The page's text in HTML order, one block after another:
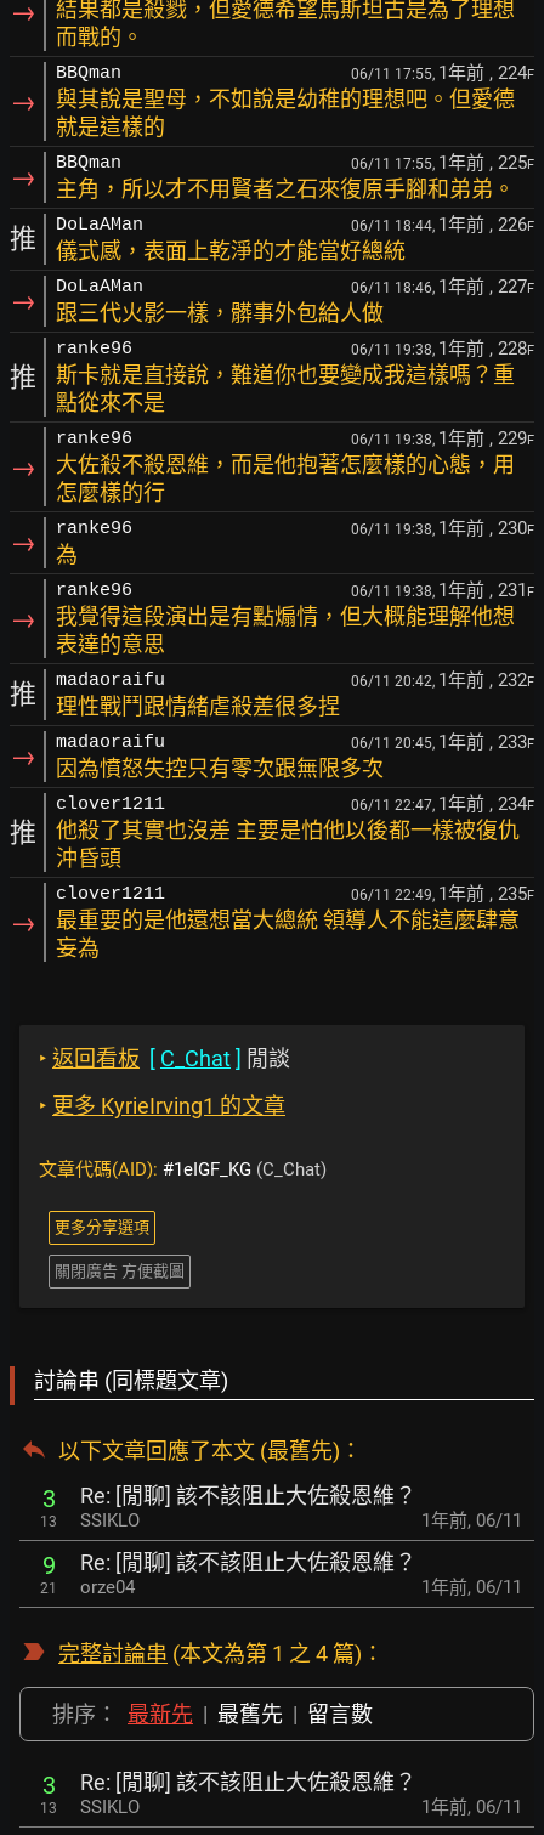
→
結果都是殺戮，但愛德希望馬斯坦古是為了理想
而戰的。
→
BBQman 06/11 17:55, 1年前 , 224F
與其說是聖母，不如說是幼稚的理想吧。但愛德
就是這樣的
→ BBQman 06/11 17:55, 1年前 , 225F
主角，所以才不用賢者之石來復原手腳和弟弟。
推 DoLaAMan 06/11 18:44, 1年前 , 226F
儀式感，表面上乾淨的才能當好總統
→ DoLaAMan 06/11 18:46, 1年前 , 227F
跟三代火影一樣，髒事外包給人做
推
ranke96 06/11 19:38, 1年前 , 228F
斯卡就是直接說，難道你也要變成我這樣嗎？重
點從來不是
→
ranke96 06/11 19:38, 1年前 , 229F
大佐殺不殺恩維，而是他抱著怎麼樣的心態，用
怎麼樣的行
→ ranke96 06/11 19:38, 1年前 , 230F
為
→
ranke96 06/11 19:38, 1年前 , 231 F
我覺得這段演出是有點煽情，但大概能理解他想
表達的意思
推 madaoraifu 06/11 20:42, 1年前 , 232F
理性戰鬥跟情緒虐殺差很多捏
→ madaoraifu 06/11 20:45, 1年前 , 233F
因為憤怒失控只有零次跟無限多次
推
clover1211 06/11 22:47, 1年前 , 234F
他殺了其實也沒差 主要是怕他以後都一樣被復仇
沖昏頭
→
clover1211 06/11 22:49, 1年前 , 235F
最重要的是他還想當大總統 領導人不能這麼肆意
妄為
‣ 返回看板 [ C_Chat] 閒談
‣ 更多 KyrieIrving1 的文章
文章代碼(AID): #1eIGF_KG (C_Chat)
更多分享選項
關閉廣告 方便截圖
討論串 (同標題文章)
以下文章回應了本文 (最舊先)：
3
13
Re: [閒聊] 該不該阻止大佐殺恩維？
SSIKLO 1年前, 06/11
9
21
Re: [閒聊] 該不該阻止大佐殺恩維？
orze04 1年前, 06/11
完整討論串 (本文為第 1 之 4 篇)：
排序： 最新先 | 最舊先 | 留言數
3
13
Re: [閒聊] 該不該阻止大佐殺恩維？
SSIKLO 1年前, 06/11